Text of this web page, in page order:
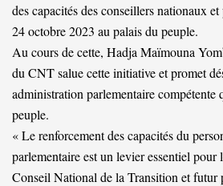
des capacités des conseillers nationaux
24 octobre 2023 au palais du peuple.
Au cours de cette, Hadja Maïmouna
du CNT salue cette initiative et promet
administration parlementaire compétente
peuple.
« Le renforcement des capacités du
parlementaire est un levier essentiel pour
Conseil National de la Transition et